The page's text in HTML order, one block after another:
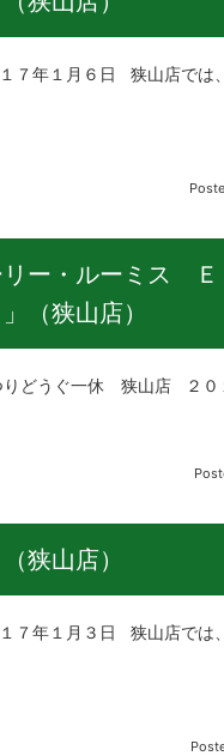
１月６日 狭山店では
ー・ルーミス Ｅ
（狭山店）
どうぐ一休 狭山店 ２
狭山店）
１月３日 狭山店では